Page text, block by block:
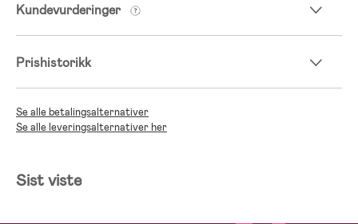
Kundevurderinger
Prishistorikk
Se alle betalingsalternativer
Se alle leveringsalternativer her
Sist viste